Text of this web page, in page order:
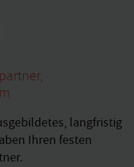
langfristig
Ihren festen